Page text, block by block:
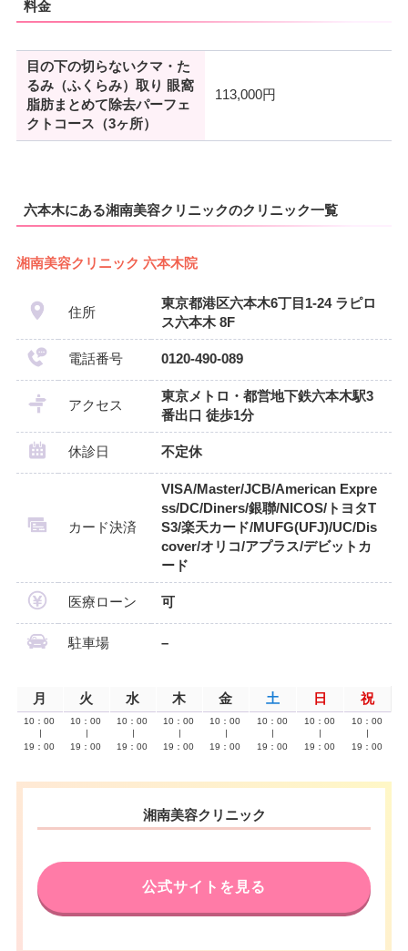
料金
目の下の切らないクマ・た
るみ（ふくらみ）取り 眼窩
脂肪まとめて除去パーフェ
クトコース（3ヶ所）
113,000円
六本木にある湘南美容クリニックのクリニック一覧
湘南美容クリニック 六本木院
住所
東京都港区六本木6丁目1-24 ラピロ
ス六本木 8F
電話番号 0120-490-089
アクセス
東京メトロ・都営地下鉄六本木駅3
番出口 徒歩1分
休診日 不定休
カード決済
VISA/Master/JCB/American Expre
ss/DC/Diners/銀聯/NICOS/トヨタT
S3/楽天カード/MUFG(UFJ)/UC/Dis
cover/オリコ/アプラス/デビットカ
ード
医療ローン 可
駐車場 –
月 火 水 木 金 土 日 祝
10：00
19：00
10：00
19：00
10：00
19：00
10：00
19：00
10：00
19：00
10：00
19：00
10：00
19：00
10：00
19：00
湘南美容クリニック
公式サイトを見る